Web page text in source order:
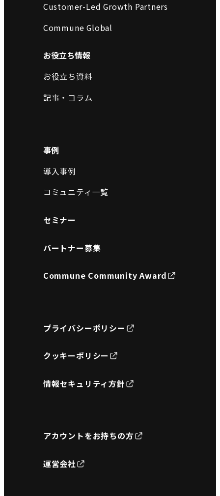
Customer-Led Growth Partners
Commune Global
お役立ち情報
お役立ち資料
記事・コラム
事例
導入事例
コミュニティ一覧
セミナー
パートナー募集
Commune Community Award
プライバシーポリシー
クッキーポリシー
情報セキュリティ方針
アカウントをお持ちの方
運営会社